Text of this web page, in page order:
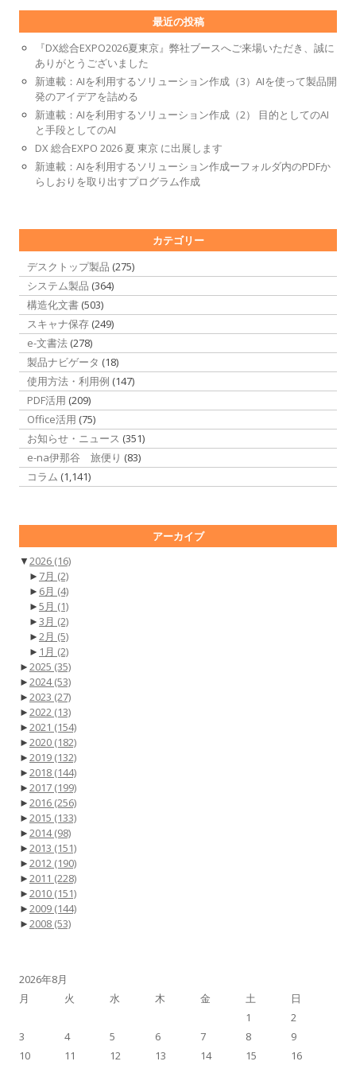
最近の投稿
『DX総合EXPO2026夏東京』弊社ブースへご来場いただき、誠に
ありがとうございました
新連載：AIを利用するソリューション作成（3）AIを使って製品開
発のアイデアを詰める
新連載：AIを利用するソリューション作成（2） 目的としてのAI
と手段としてのAI
DX 総合EXPO 2026 夏 東京 に出展します
新連載：AIを利用するソリューション作成ーフォルダ内のPDFか
らしおりを取り出すプログラム作成
カテゴリー
デスクトップ製品 (275)
システム製品 (364)
構造化文書 (503)
スキャナ保存 (249)
e-文書法 (278)
製品ナビゲータ (18)
使用方法・利用例 (147)
PDF活用 (209)
Office活用 (75)
お知らせ・ニュース (351)
e-na伊那谷 旅便り (83)
コラム (1,141)
アーカイブ
▼2026 (16)
► 7月 (2)
► 6月 (4)
►5月 (1)
►3月 (2)
►2月 (5)
► 1月 (2)
►2025 (35)
►2024(53)
►2023 (27)
►2022 (13)
►2021 (154)
►2020 (182)
►2019 (132)
►2018 (144)
►2017 (199)
►2016 (256)
►2015 (133)
►2014(98)
►2013 (151)
►2012 (190)
►2011 (228)
►2010 (151)
►2009 (144)
►2008 (53)
2026年8月
月
火 水 木 金 土
日
1
2
3
4 5 6 7 8
9
10
11 12 13 14 15
16